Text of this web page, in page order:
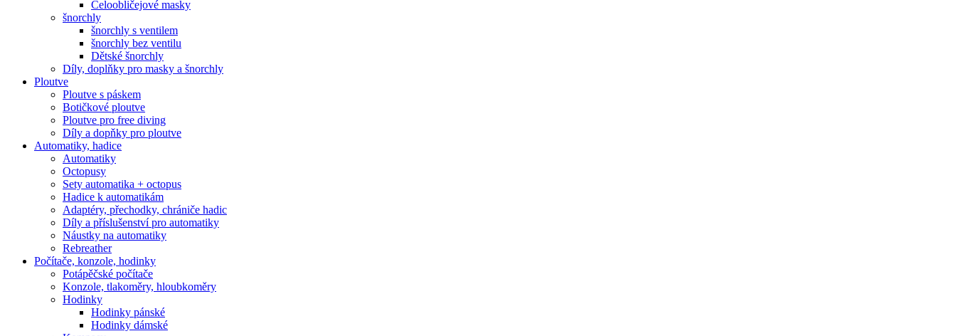
Celoobličejové masky
šnorchly
šnorchly s ventilem
šnorchly bez ventilu
Dětské šnorchly
Díly, doplňky pro masky a šnorchly
Ploutve
Ploutve s páskem
Botičkové ploutve
Ploutve pro free diving
Díly a dopňky pro ploutve
Automatiky, hadice
Automatiky
Octopusy
Sety automatika + octopus
Hadice k automatikám
Adaptéry, přechodky, chrániče hadic
Díly a příslušenství pro automatiky
Náustky na automatiky
Rebreather
Počítače, konzole, hodinky
Potápěčské počítače
Konzole, tlakoměry, hloubkoměry
Hodinky
Hodinky pánské
Hodinky dámské